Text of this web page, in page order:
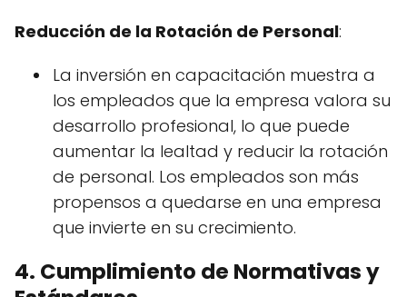
Reducción de la Rotación de Personal:
La inversión en capacitación muestra a
los empleados que la empresa valora su
desarrollo profesional, lo que puede
aumentar la lealtad y reducir la rotación
de personal. Los empleados son más
propensos a quedarse en una empresa
que invierte en su crecimiento.
4. Cumplimiento de Normativas y